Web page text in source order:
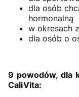
dla osób
hormonalną
w okresach
dla osób o
9 powodów, dla
CaliVita: